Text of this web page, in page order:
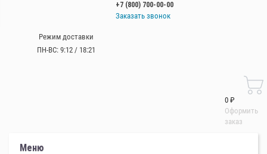
+7 (800) 700-00-00
Заказать звонок
Режим доставки
ПН-ВС: 9:12 / 18:21
0 ₽
Оформить
заказ
Меню